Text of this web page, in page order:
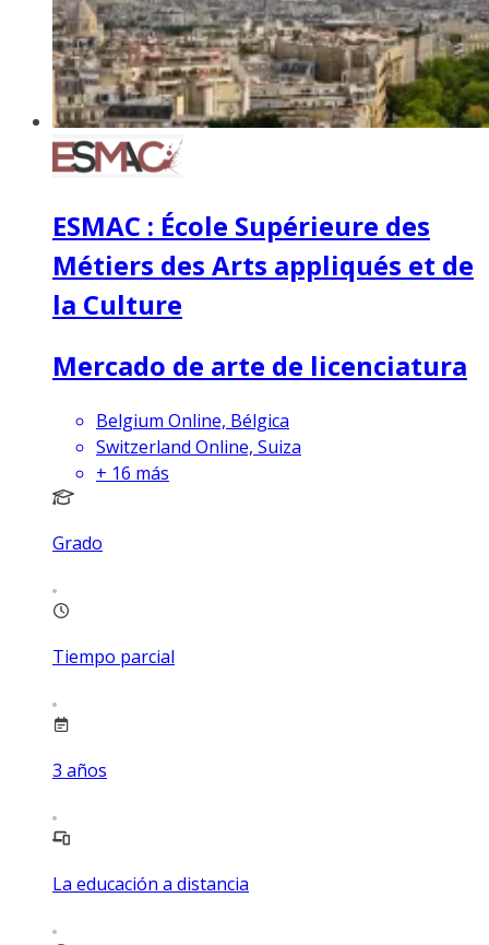
ESMAC : École Supérieure des
Métiers des Arts appliqués et de
la Culture
Mercado de arte de licenciatura
Belgium Online, Bélgica
Switzerland Online, Suiza
+ 16 más
Grado
Tiempo parcial
3 años
La educación a distancia